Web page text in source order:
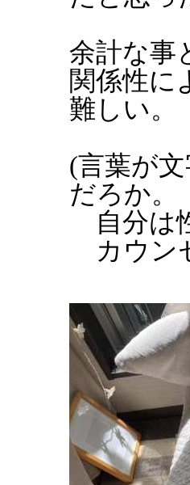
余計な事
関係性に
難しい。
(言葉が
だろか。
自分は
カウン